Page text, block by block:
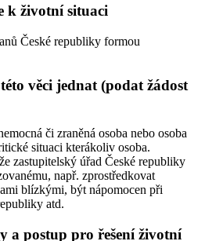
k životní situaci
České republiky formou
věci jednat (podat žádost
či zraněná osoba nebo osoba
situaci kterákoliv osoba.
zastupitelský úřad České republiky
např. zprostředkovat
blízkými, být nápomocen při
atd.
a postup pro řešení životní